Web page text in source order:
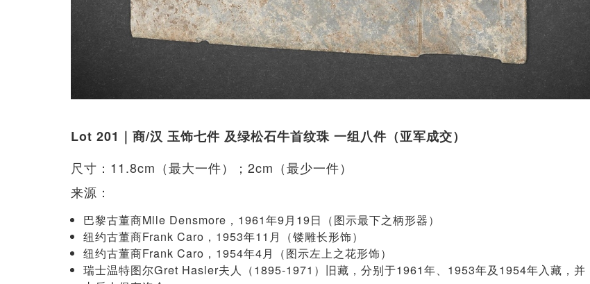
Lot 201｜商/汉 玉饰七件 及绿松石牛首纹珠 一组八件（亚军成交）
尺寸：11.8cm（最大一件）；2cm（最少一件）
来源：
巴黎古董商Mlle Densmore，1961年9月19日（图示最下之柄形器）
纽约古董商Frank Caro，1953年11月（镂雕长形饰）
纽约古董商Frank Caro，1954年4月（图示左上之花形饰）
瑞士温特图尔Gret Hasler夫人（1895-1971）旧藏，分别于1961年、1953年及1954年入藏，并